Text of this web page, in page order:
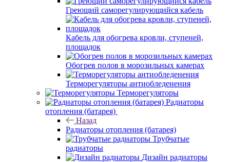
Греющий саморегулирующийся кабель
Кабель для обогрева кровли, ступеней,
площадок
Обогрев полов в морозильных камерах
Терморегуляторы антиобледенения
Терморегуляторы
Радиаторы
отопления (батарея)
Назад
Радиаторы отопления (батарея)
Трубчатые
радиаторы
Дизайн радиаторы